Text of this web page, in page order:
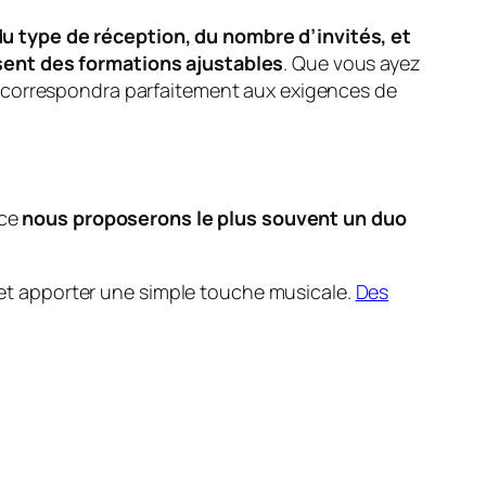
type de réception, du nombre d’invités, et
des formations ajustables. Que vous ayez
parfaitement aux exigences de
nous proposerons le plus souvent un duo
apporter une simple touche musicale. Des